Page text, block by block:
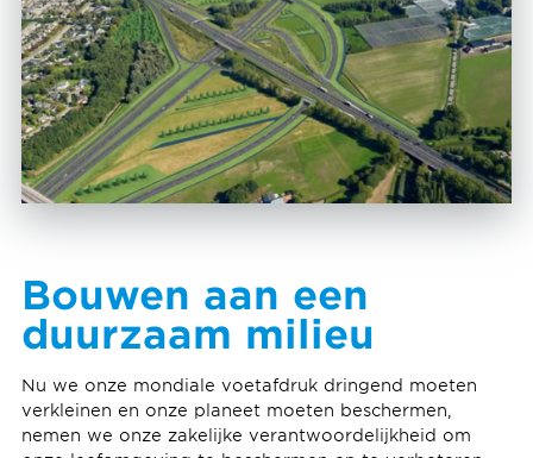
Bouwen aan een
duurzaam milieu
Nu we onze mondiale voetafdruk dringend moeten
verkleinen en onze planeet moeten beschermen,
nemen we onze zakelijke verantwoordelijkheid om